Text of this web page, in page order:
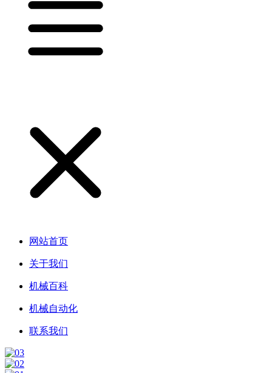
网站首页
关于我们
机械百科
机械自动化
联系我们